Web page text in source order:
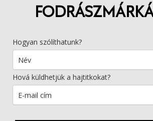
Hogyan szólíthatunk?
Hová küldhetjük a hajtitkokat?